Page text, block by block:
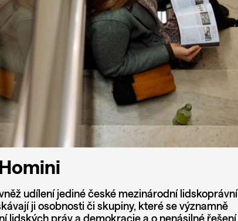
udílení jediné české mezinárodní lidskoprávní
ji osobnosti či skupiny, které se významně